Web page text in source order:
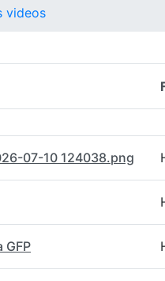
videos
07-10 124038.png
GFP